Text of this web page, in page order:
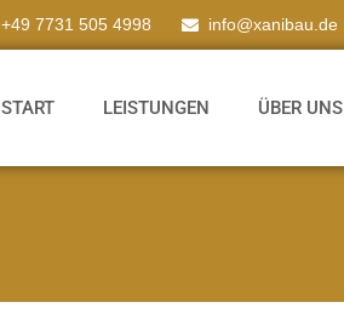
+49 7731 505 4998 info@xanibau.de
START LEISTUNGEN ÜBER UNS